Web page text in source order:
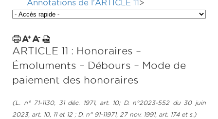
Annotations de l'ARTICLE 11>
ARTICLE 11 : Honoraires –
Émoluments – Débours – Mode de
paiement des honoraires
(L. n° 71-1130, 31 déc. 1971, art. 10; D. n°2023-552 du 30 juin
2023, art. 10, 11 et 12 ; D. n° 91-11971, 27 nov. 1991, art. 174 et s.)